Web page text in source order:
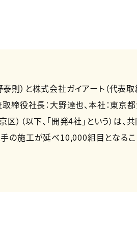
則）と株式会社ガイアート（代表
締役社長：大野達也、本社：東京
）（以下、「開発4社」という）は、
の施工が延べ10,000組目となる